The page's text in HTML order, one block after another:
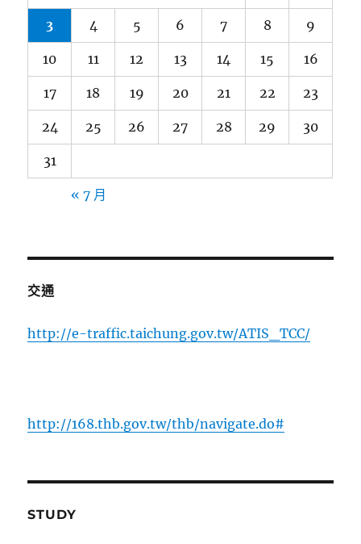
3 4 5 6 7 8 9
10 11 12 13 14 15 16
17 18 19 20 21 22 23
24 25 26 27 28 29 30
31
« 7 月
交通
http://e-traffic.taichung.gov.tw/ATIS_TCC/
http://168.thb.gov.tw/thb/navigate.do#
STUDY